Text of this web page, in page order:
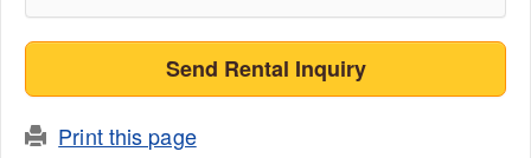
Send Rental Inquiry
Print this page